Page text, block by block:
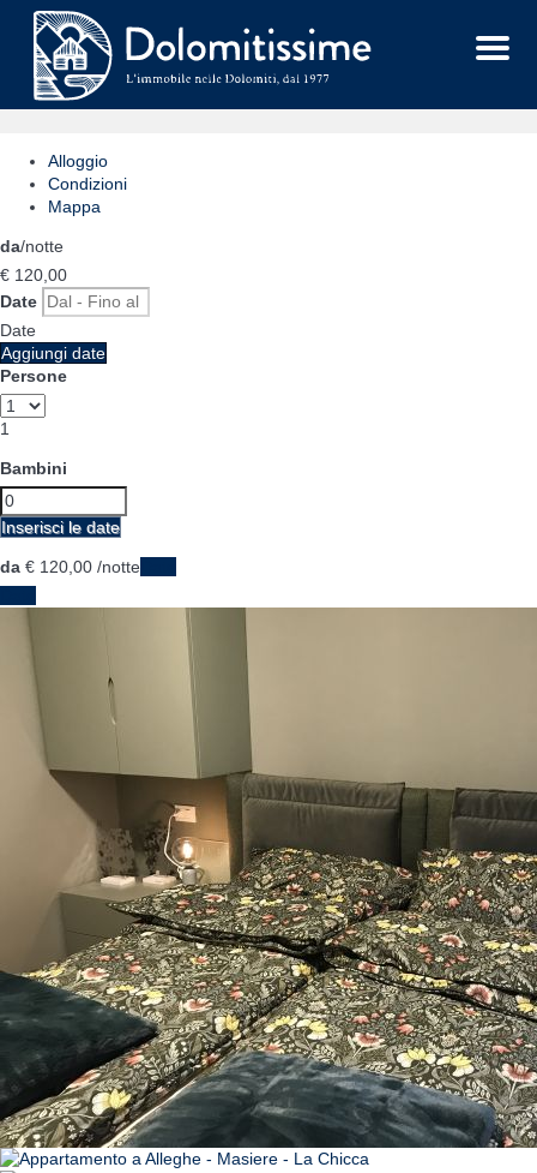
Menu
Alloggio
Condizioni
Mappa
da/notte
€ 120, 00
Date
Date
Aggiungi date
Persone
1
Bambini
Inserisci le date
da € 120, 00 /notte